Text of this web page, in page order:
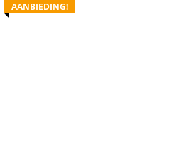
AANBIEDING!